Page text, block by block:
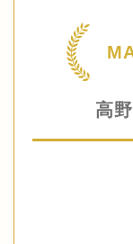
高